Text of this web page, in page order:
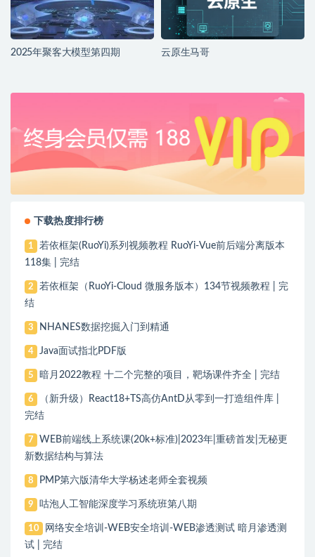
2025年聚客大模型第四期 云原生马哥
下载热度排行榜
1
若依框架(RuoYi)系列视频教程 RuoYi-Vue前后端分离版本
118集 | 完结
2
若依框架（RuoYi-Cloud 微服务版本）134节视频教程 | 完
结
3 NHANES数据挖掘入门到精通
4 Java面试指北PDF版
5 暗月2022教程 十二个完整的项目，靶场课件齐全 | 完结
6
（新升级）React18+TS高仿AntD从零到一打造组件库 |
完结
7
WEB前端线上系统课(20k+标准)|2023年|重磅首发|无秘更
新数据结构与算法
8 PMP第六版清华大学杨述老师全套视频
9 咕泡人工智能深度学习系统班第八期
10
网络安全培训-WEB安全培训-WEB渗透测试 暗月渗透测
试 | 完结